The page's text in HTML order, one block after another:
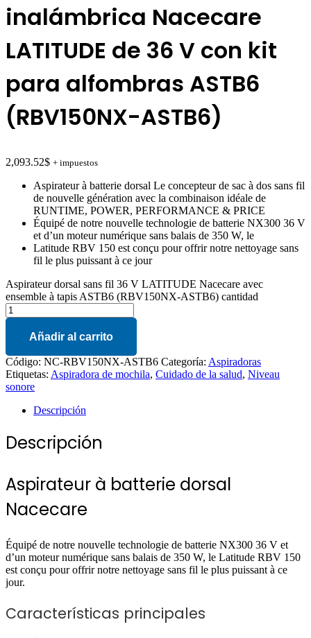
inalámbrica Nacecare
LATITUDE de 36 V con kit
para alfombras ASTB6
(RBV150NX-ASTB6)
2,093.52$ + impuestos
Aspirateur à batterie dorsal Le concepteur de sac à dos sans fil
de nouvelle génération avec la combinaison idéale de
RUNTIME, POWER, PERFORMANCE & PRICE
Équipé de notre nouvelle technologie de batterie NX300 36 V
et d’un moteur numérique sans balais de 350 W, le
Latitude RBV 150 est conçu pour offrir notre nettoyage sans
fil le plus puissant à ce jour
Aspirateur dorsal sans fil 36 V LATITUDE Nacecare avec
ensemble à tapis ASTB6 (RBV150NX-ASTB6) cantidad
Añadir al carrito
Código: NC-RBV150NX-ASTB6 Categoría: Aspiradoras
Etiquetas: Aspiradora de mochila, Cuidado de la salud, Niveau
sonore
Descripción
Descripción
Aspirateur à batterie dorsal
Nacecare
Équipé de notre nouvelle technologie de batterie NX300 36 V et
d’un moteur numérique sans balais de 350 W, le Latitude RBV 150
est conçu pour offrir notre nettoyage sans fil le plus puissant à ce
jour.
Características principales